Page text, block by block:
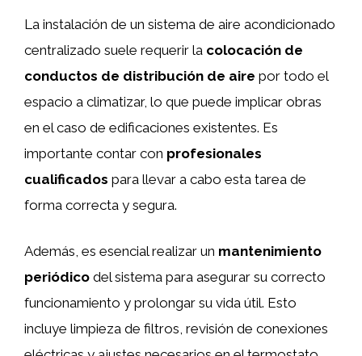
La instalación de un sistema de aire acondicionado
centralizado suele requerir la colocación de
conductos de distribución de aire por todo el
espacio a climatizar, lo que puede implicar obras
en el caso de edificaciones existentes. Es
importante contar con profesionales
cualificados para llevar a cabo esta tarea de
forma correcta y segura.
Además, es esencial realizar un mantenimiento
periódico del sistema para asegurar su correcto
funcionamiento y prolongar su vida útil. Esto
incluye limpieza de filtros, revisión de conexiones